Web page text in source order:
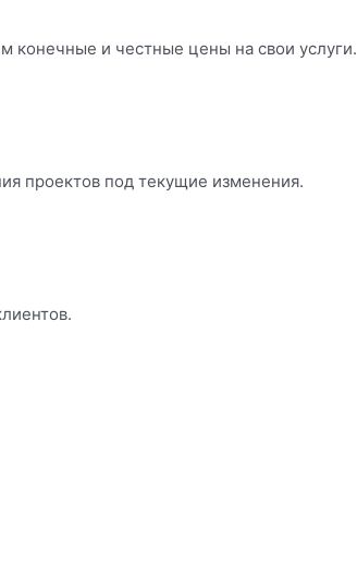
конечные и честные цены на свои услуги.
проектов под текущие изменения.